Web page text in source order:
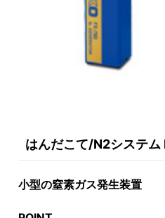
はんだこて/N2システ
小型の窒素ガス発生装置